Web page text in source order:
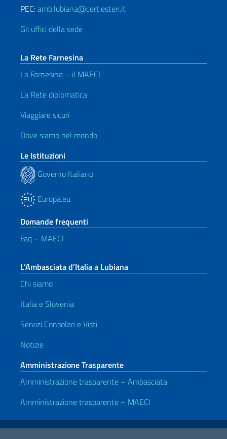
PEC:amb.lubiana@cert.esteri.it
Gli uffici della sede
La Rete Farnesina
La Farnesina – il MAECI
La Rete diplomatica
Viaggiare sicuri
Dove siamo nel mondo
Le Istituzioni
Governo Italiano
Europa.eu
Domande frequenti
Faq – MAECI
L’Ambasciata d’Italia a Lubiana
Chi siamo
Italia e Slovenia
Servizi Consolari e Visti
Notizie
Amministrazione Trasparente
Amministrazione trasparente – Ambasciata
Amministrazione trasparente – MAECI
Link Utili